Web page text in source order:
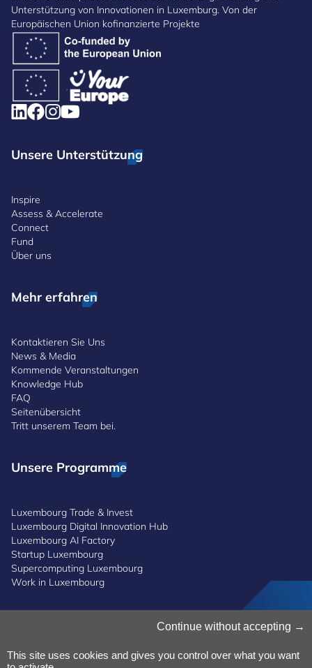
Unterstützung von Innovationen in Luxemburg. Von der
Europäischen Union kofinanzierte Projekte
Unsere Unterstützung
Inspire
Assess & Accelerate
Connect
Fund
Über uns
Mehr erfahren
Kontaktieren Sie Uns
News & Media
Kommende Veranstaltungen
Knowledge Hub
FAQ
Seitenübersicht
Tritt unserem Team bei.
Unsere Programme
Luxembourg Trade & Invest
Luxembourg Digital Innovation Hub
Luxembourg AI Factory
Startup Luxembourg
Supercomputing Luxembourg
Work in Luxembourg
Datenschutz
Continue without accepting
This site uses cookies and gives you control over what you want